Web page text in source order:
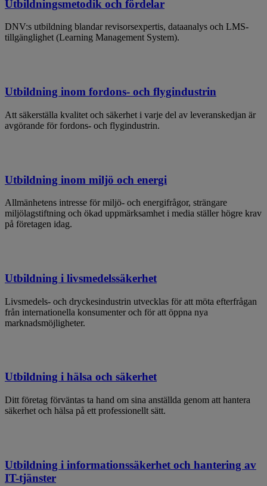
Utbildningsmetodik och fördelar
DNV:s utbildning blandar revisorsexpertis, dataanalys och LMS-
tillgänglighet (Learning Management System).
Utbildning inom fordons- och flygindustrin
Att säkerställa kvalitet och säkerhet i varje del av leveranskedjan är
avgörande för fordons- och flygindustrin.
Utbildning inom miljö och energi
Allmänhetens intresse för miljö- och energifrågor, strängare
miljölagstiftning och ökad uppmärksamhet i media ställer högre krav
på företagen idag.
Utbildning i livsmedelssäkerhet
Livsmedels- och dryckesindustrin utvecklas för att möta efterfrågan
från internationella konsumenter och för att öppna nya
marknadsmöjligheter.
Utbildning i hälsa och säkerhet
Ditt företag förväntas ta hand om sina anställda genom att hantera
säkerhet och hälsa på ett professionellt sätt.
Utbildning i informationssäkerhet och hantering av
IT-tjänster